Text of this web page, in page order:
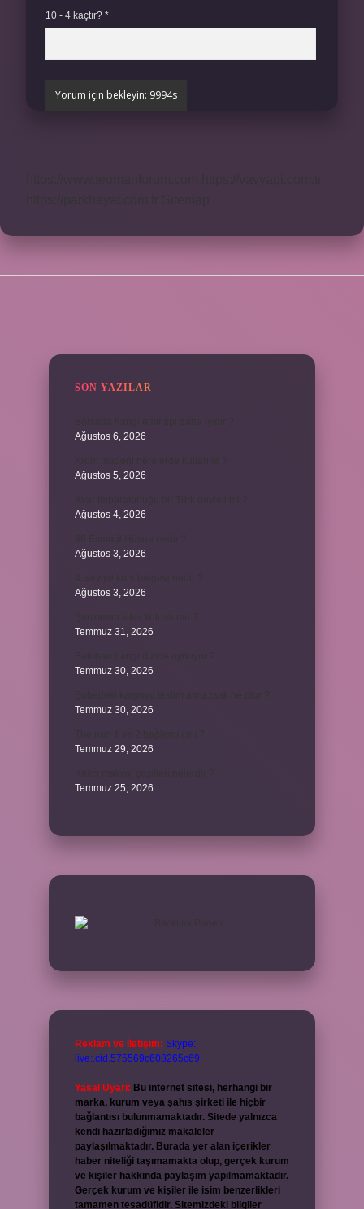
10 - 4 kaçtır? *
SON YAZILAR
Ağustos 6, 2026
Ağustos 5, 2026
Ağustos 4, 2026
Ağustos 3, 2026
Ağustos 3, 2026
Temmuz 31, 2026
Temmuz 30, 2026
Temmuz 30, 2026
Temmuz 29, 2026
Temmuz 25, 2026
Reklam ve İletişim: Skype:
live:.cid.575569c608265c69
Yasal Uyarı: Bu internet sitesi, herhangi bir
marka, kurum veya şahıs şirketi ile hiçbir
bağlantısı bulunmamaktadır. Sitede yalnızca
kendi hazırladığımız makaleler
paylaşılmaktadır. Burada yer alan içerikler
haber niteliği taşımamakta olup, gerçek kurum
ve kişiler hakkında paylaşım yapılmamaktadır.
Gerçek kurum ve kişiler ile isim benzerlikleri
tamamen tesadüfidir. Sitemizdeki bilgiler